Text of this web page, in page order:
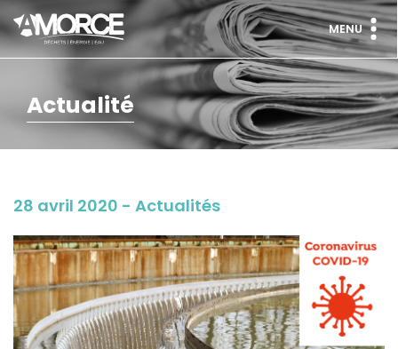
MENU
Actualité
28 avril 2020 - Actualités